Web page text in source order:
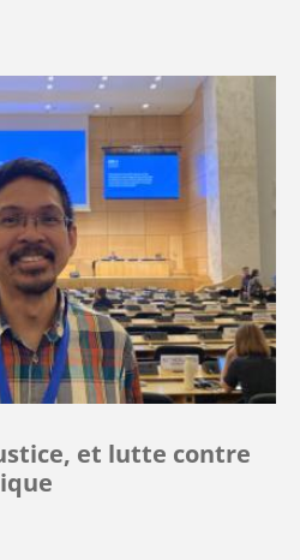
et lutte contre